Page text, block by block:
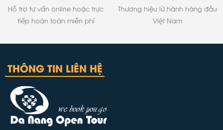
Hỗ trợ tư vấn online hoặc trực
tiếp hoàn toàn miễn phí
Thương hiệu lữ hành hàng đầu
Việt Nam
THÔNG TIN LIÊN HỆ